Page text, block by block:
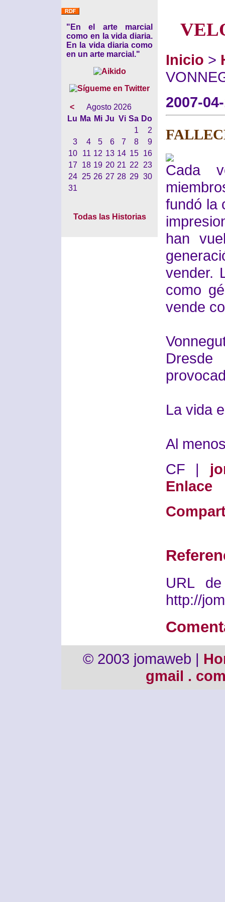
"En el arte marcial
como en la vida diaria.
En la vida diaria como
en un arte marcial."
<
Agosto 2026
Lu Ma Mi Ju Vi Sa Do
1
2
3
4 5 6 7 8
9
10
11 12 13 14 15
16
17
18 19 20 21 22
23
24
25 26 27 28 29 30
31
Todas las Historias
Inicio >
2007-
Cada
fundó la
han
vender.
como
vende
La vida
Al
CF |
Enlace
URL
http://
© 2003 jomaweb |
gmail .